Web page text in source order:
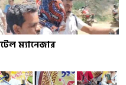
ম্যানেজার